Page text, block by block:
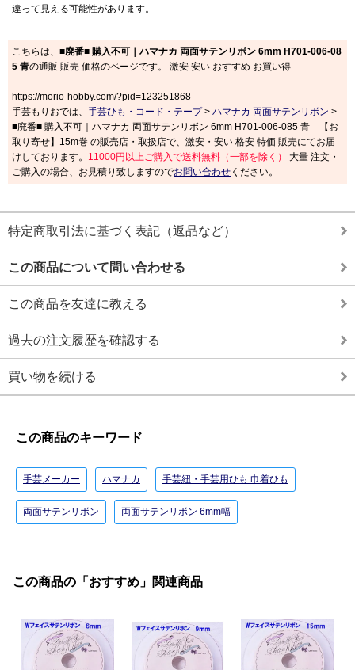
違って見える可能性があります。
こちらは、 ■廃番■ 購入不可｜ハマナカ 両面サテンリボン 6mm H701-006-08
5 青の通販 販売 価格のページです。 激安 安い おすすめ お買い得
https://morio-hobby.com/?pid=123251868
手芸もりおでは、 手芸ひも・コード・テープ> ハマナカ 両面サテンリボン >
■廃番■ 購入不可｜ハマナカ 両面サテンリボン 6mm H701-006-085 青 【お
取り寄せ】15m巻 の販売店・取扱店で、激安・安い 格安 特価 販売にてお届
けしております。 11000円以上ご購入で送料無料（一部を除く）
大量 注文・
ご購入の場合、お見積り致しますのでお問い合わせ ください。
特定商取引法に基づく表記（返品など）
この商品について問い合わせる
この商品を友達に教える
過去の注文履歴を確認する
買い物を続ける
この商品のキーワード
手芸メーカー ハマナカ 手芸紐・手芸用ひも 巾着ひも
両面サテンリボン 両面サテンリボン 6mm幅
この商品の「おすすめ」関連商品